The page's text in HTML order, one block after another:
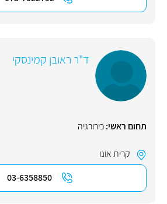
ד"ר ראובן קמינסקי
תחום ראשי:כירורגיה
קרית אונו
03-6358850